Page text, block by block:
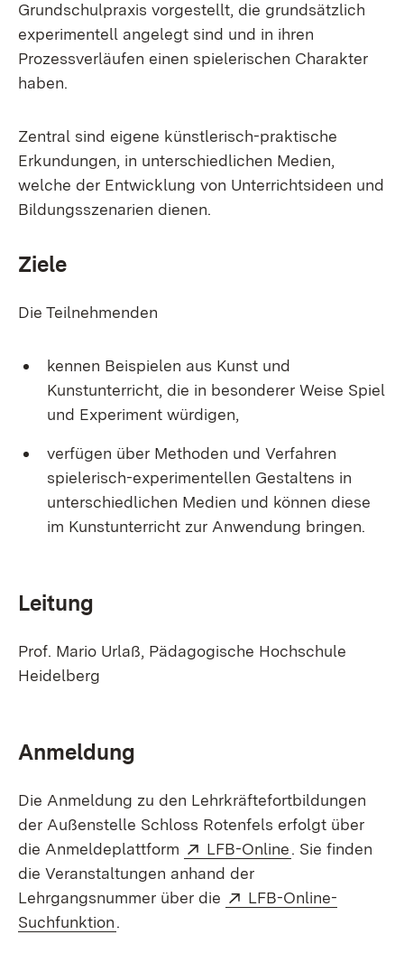
Grundschulpraxis vorgestellt, die grundsätzlich
experimentell angelegt sind und in ihren
Prozessverläufen einen spielerischen Charakter
haben.
Zentral sind eigene künstlerisch-praktische
Erkundungen, in unterschiedlichen Medien,
welche der Entwicklung von Unterrichtsideen und
Bildungsszenarien dienen.
Ziele
Die Teilnehmenden
kennen Beispielen aus Kunst und
Kunstunterricht, die in besonderer Weise Spiel
und Experiment würdigen,
verfügen über Methoden und Verfahren
spielerisch-experimentellen Gestaltens in
unterschiedlichen Medien und können diese
im Kunstunterricht zur Anwendung bringen.
Leitung
Prof. Mario Urlaß, Pädagogische Hochschule
Heidelberg
Anmeldung
Die Anmeldung zu den Lehrkräftefortbildungen
der Außenstelle Schloss Rotenfels erfolgt über
die Anmeldeplattform
Extern:
LFB-Online (Öffnet in
. Sie finden
die Veranstaltungen anhand der
Lehrgangsnummer über die
Extern:
LFB-Online-
Suchfunktion.